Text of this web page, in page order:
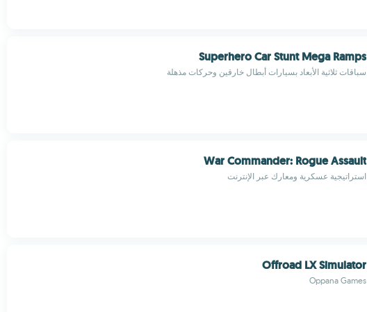
Superhero Car Stunt Mega Ramps
سباقات ثلاثية الأبعاد بسيارات أبطال خارقين وحركات مذهلة
War Commander: Rogue Assault
استراتيجية عسكرية ومعارك عبر الإنترنت
Offroad LX Simulator
Oppana Games